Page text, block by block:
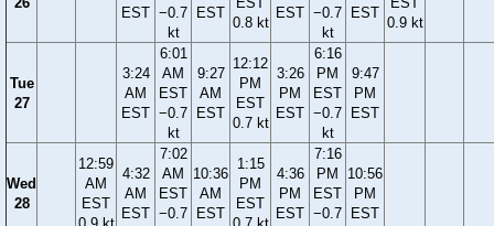
EST −0.7
kt
EST
0.8 kt
EST −0.7
kt
EST
0.9 kt
Tue
27
3:24
AM
EST
6:01
AM
EST
−0.7
kt
9:27
AM
EST
12:12
PM
EST
0.7 kt
3:26
PM
EST
6:16
PM
EST
−0.7
kt
9:47
PM
EST
Wed
28
12:59
AM
EST
4:32
AM
EST
7:02
AM
EST
−0.7
10:36
AM
EST
1:15
PM
EST
4:36
PM
EST
7:16
PM
EST
−0.7
10:56
PM
EST